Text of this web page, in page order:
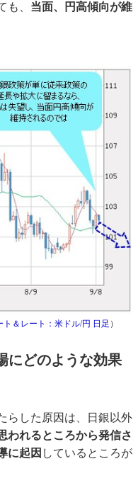
も、 当面、円高傾向が維
ト＆レート：米ドル/円 日足 ）
にどのような効果
らした原因は、日銀以外
われるところから発信さ
に起因 しているところが